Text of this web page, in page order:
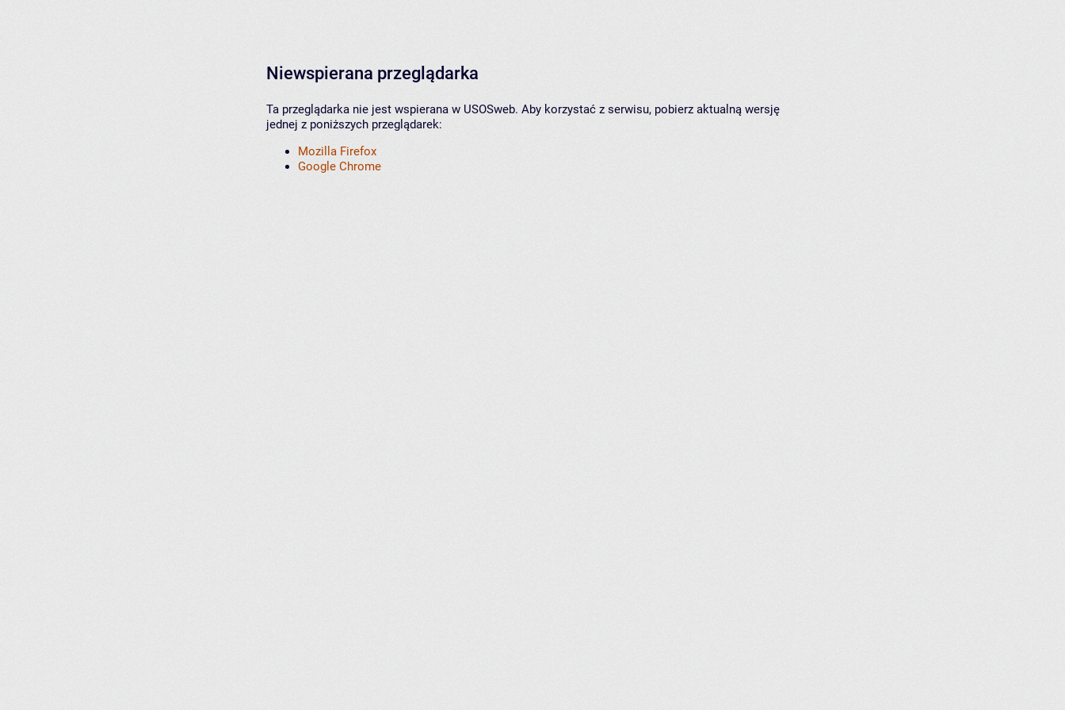
Niewspierana przeglądarka
Ta przeglądarka nie jest wspierana w USOSweb. Aby korzystać z serwisu, pobierz aktualną wersję
jednej z poniższych przeglądarek:
Mozilla Firefox
Google Chrome